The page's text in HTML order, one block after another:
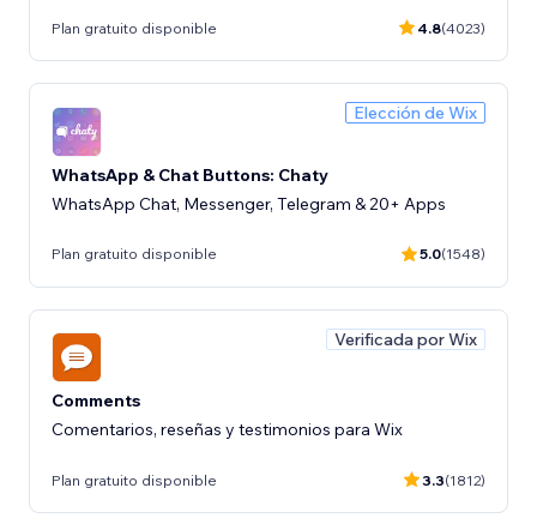
Plan gratuito disponible 4.8(4023)
Elección de Wix
WhatsApp & Chat Buttons: Chaty
WhatsApp Chat, Messenger, Telegram & 20+ Apps
Plan gratuito disponible 5.0(1548)
Verificada por Wix
Comments
Comentarios, reseñas y testimonios para Wix
Plan gratuito disponible 3.3(1812)